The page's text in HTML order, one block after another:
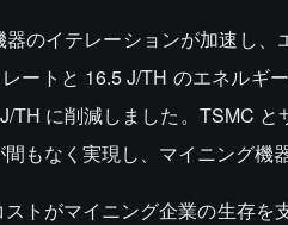
器のイテレーションが加速し
ートと 16.5 J/TH のエネルギ
TH に削減しました。TSMC
もなく実現し、マイニング機
ストがマイニング企業の生存